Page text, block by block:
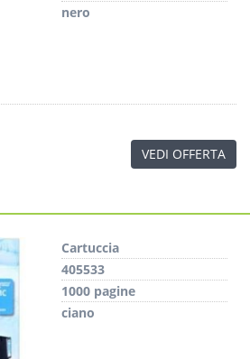
nero
VEDI OFFERTA
Cartuccia
405533
1000 pagine
ciano